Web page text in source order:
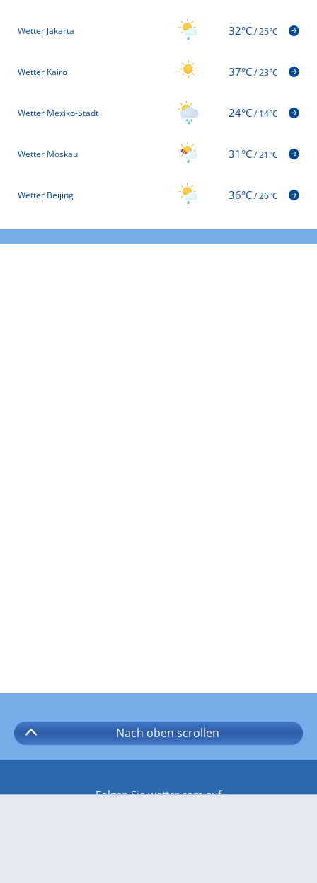
Wetter Jakarta 32°C/25°C
Wetter Kairo 37°C/23°C
Wetter Mexiko-Stadt 24°C/14°C
Wetter Moskau 31°C/21°C
Wetter Beijing 36°C/26°C
Nach oben scrollen
Folgen Sie wetter.com auf